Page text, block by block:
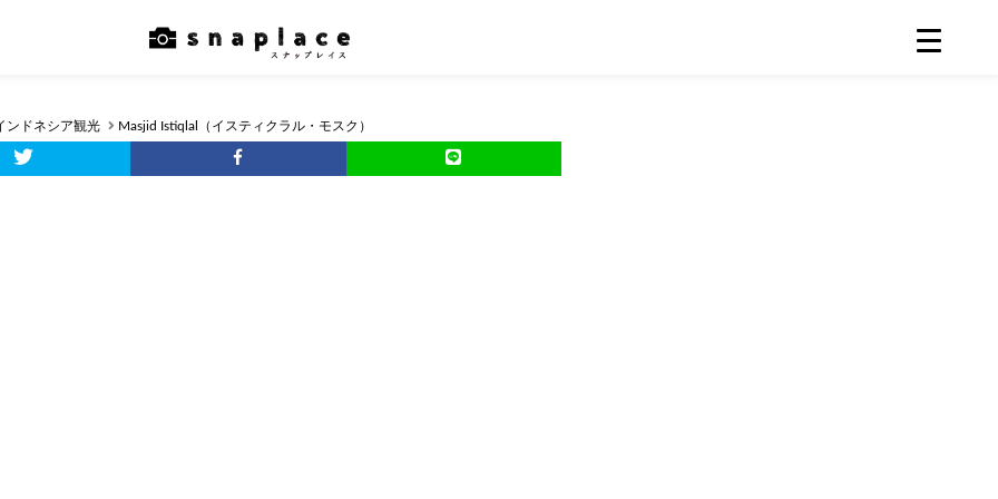
ンドネシア観光 Masjid Istiqlal（イスティクラル・モスク）